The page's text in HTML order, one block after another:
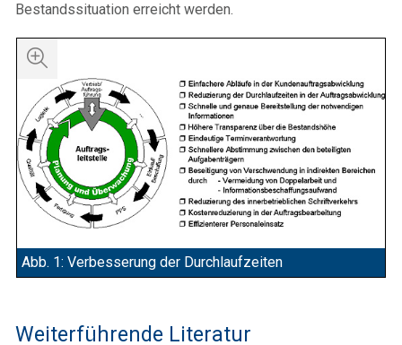
Bestandssituation erreicht werden.
Abb. 1: Verbesserung der Durchlaufzeiten
Weiterführende Literatur